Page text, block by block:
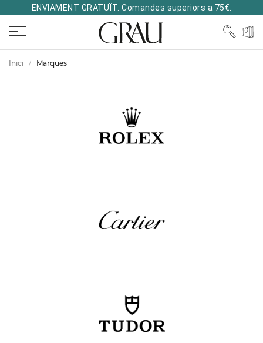
ENVIAMENT GRATUÏT. Comandes superiors a 75€.
Inici Marques